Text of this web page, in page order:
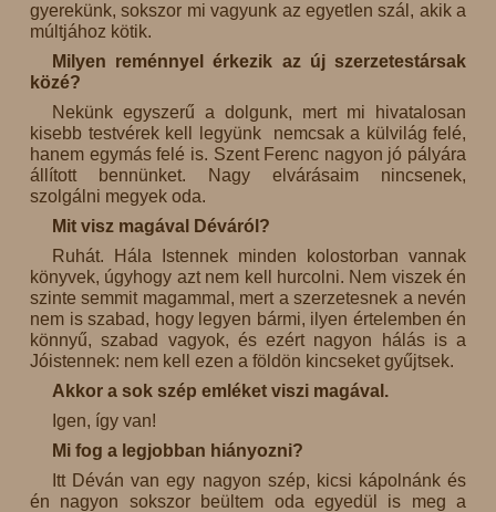
gyerekünk, sokszor mi vagyunk az egyetlen szál, akik a
múltjához kötik.
Milyen reménnyel érkezik az új szerzetestársak
közé?
Nekünk egyszerű a dolgunk, mert mi hivatalosan
kisebb testvérek kell legyünk nemcsak a külvilág felé,
hanem egymás felé is. Szent Ferenc nagyon jó pályára
állított bennünket. Nagy elvárásaim nincsenek,
szolgálni megyek oda.
Mit visz magával Déváról?
Ruhát. Hála Istennek minden kolostorban vannak
könyvek, úgyhogy azt nem kell hurcolni. Nem viszek én
szinte semmit magammal, mert a szerzetesnek a nevén
nem is szabad, hogy legyen bármi, ilyen értelemben én
könnyű, szabad vagyok, és ezért nagyon hálás is a
Jóistennek: nem kell ezen a földön kincseket gyűjtsek.
Akkor a sok szép emléket viszi magával.
Igen, így van!
Mi fog a legjobban hiányozni?
Itt Déván van egy nagyon szép, kicsi kápolnánk és
én nagyon sokszor beültem oda egyedül is meg a